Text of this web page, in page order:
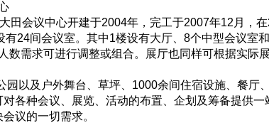
会议中心开建于2004年，完工于2007年12月，
24间会议室。其中1楼设有大厅、8个中型会议室和
需求可进行调整或组合。展厅也同样可根据实际
以及户外舞台、草坪、1000余间住宿设施、餐厅
各种会议、展览、活动的布置、企划及筹备提供
议的一切需求。